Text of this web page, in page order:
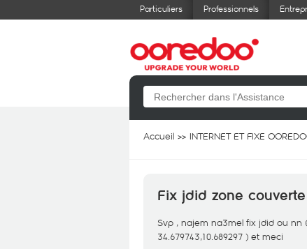
Particuliers Professionnels
Accueil INTERNET ET FIXE
Fix jdid zone
Svp , najem na3mel fix jdid ou nn
34.679743,10.689297 ) et meci